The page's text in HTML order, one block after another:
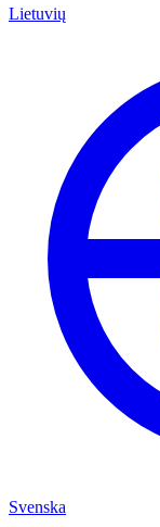
Lietuvių
Svenska